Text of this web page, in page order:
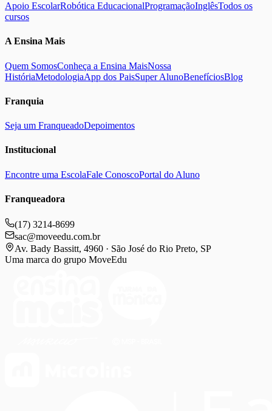
Apoio EscolarRobótica EducacionalProgramaçãoInglêsTodos os
cursos
A Ensina Mais
Quem SomosConheça a Ensina MaisNossa
HistóriaMetodologiaApp dos PaisSuper AlunoBenefíciosBlog
Franquia
Seja um FranqueadoDepoimentos
Institucional
Encontre uma EscolaFale ConoscoPortal do Aluno
Franqueadora
(17) 3214-8699
sac@moveedu.com.br
Av. Bady Bassitt, 4960 · São José do Rio Preto, SP
Uma marca do grupo MoveEdu